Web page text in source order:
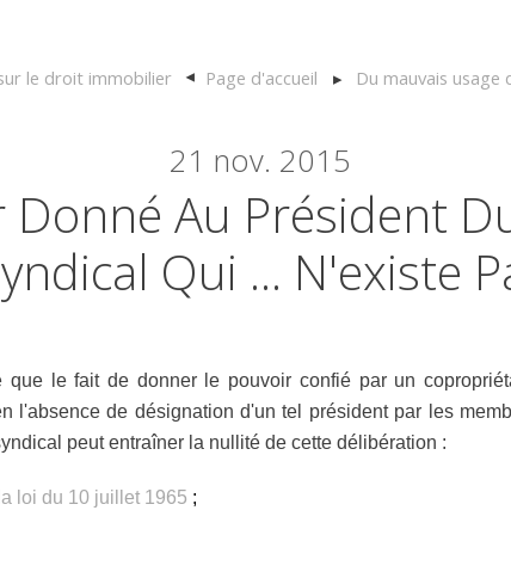
le droit immobilier Page d'accueil Du mauvais
21 nov. 2015
Donné Au Président
Qui ... N'existe
que le fait de donner le pouvoir confié par un
l'absence de désignation d'un tel président par les
peut entraîner la nullité de cette délibération :
loi du 10 juillet 1965 ;